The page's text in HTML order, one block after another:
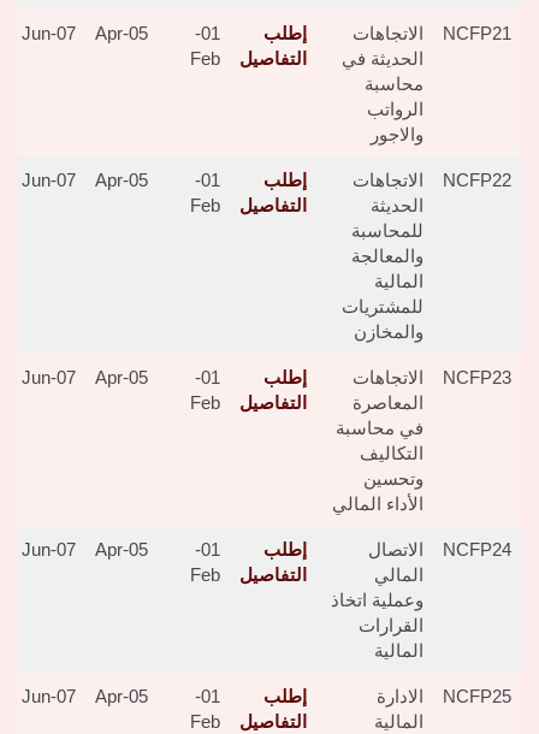
NCFP21
الاتجاهات
الحديثة في
محاسبة
الرواتب
والاجور
إطلب
التفاصيل
01-
Feb
05-Apr
07-Jun
NCFP22
الاتجاهات
الحديثة
للمحاسبة
والمعالجة
المالية
للمشتريات
والمخازن
إطلب
التفاصيل
01-
Feb
05-Apr
07-Jun
NCFP23
الاتجاهات
المعاصرة
في محاسبة
التكاليف
وتحسين
الأداء المالي
إطلب
التفاصيل
01-
Feb
05-Apr
07-Jun
NCFP24
الاتصال
المالي
وعملية اتخاذ
القرارات
المالية
إطلب
التفاصيل
01-
Feb
05-Apr
07-Jun
NCFP25
الادارة
المالية
إطلب
التفاصيل
01-
Feb
05-Apr
07-Jun